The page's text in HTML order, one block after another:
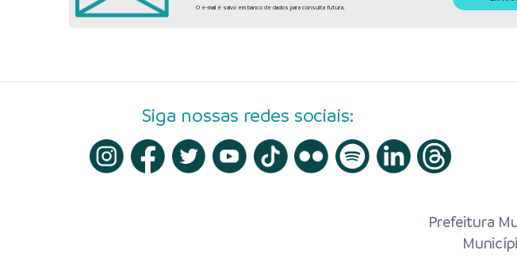
O e-mail é salvo em banco de dados para consulta futura.
Siga nossas redes sociais:
Prefeitura